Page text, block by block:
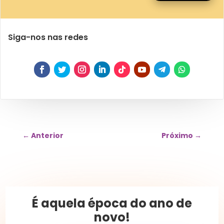
Siga-nos nas redes
← Anterior Próximo →
É aquela época do ano de
novo!